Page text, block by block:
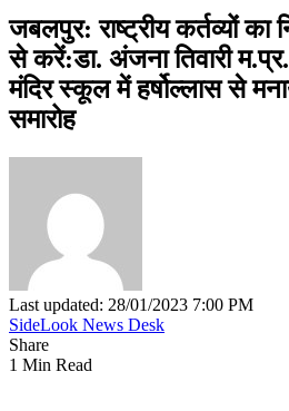
जबलपुर: राष्ट्रीय कर्तव्यों का
से करें:डा. अंजना तिवारी
मंदिर स्कूल में हर्षोल्लास से
समारोह
Last updated: 28/01/2023 7:00 PM
SideLook News Desk
Share
1 Min Read